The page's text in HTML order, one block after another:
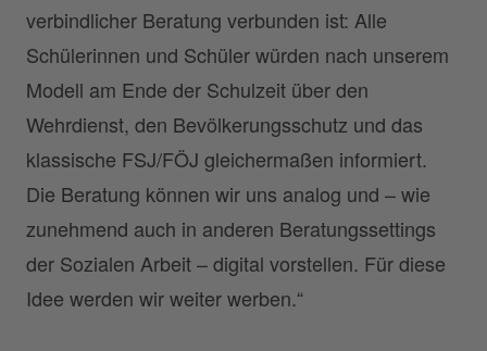
verbindlicher Beratung verbunden ist: Alle
Schülerinnen und Schüler würden nach unserem
Modell am Ende der Schulzeit über den
Wehrdienst, den Bevölkerungsschutz und das
klassische FSJ/FÖJ gleichermaßen informiert.
Die Beratung können wir uns analog und – wie
zunehmend auch in anderen Beratungssettings
der Sozialen Arbeit – digital vorstellen. Für diese
Idee werden wir weiter werben.“